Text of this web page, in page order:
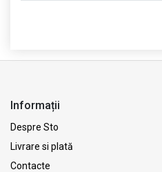
Informații
Despre Sto
Livrare si plată
Contacte